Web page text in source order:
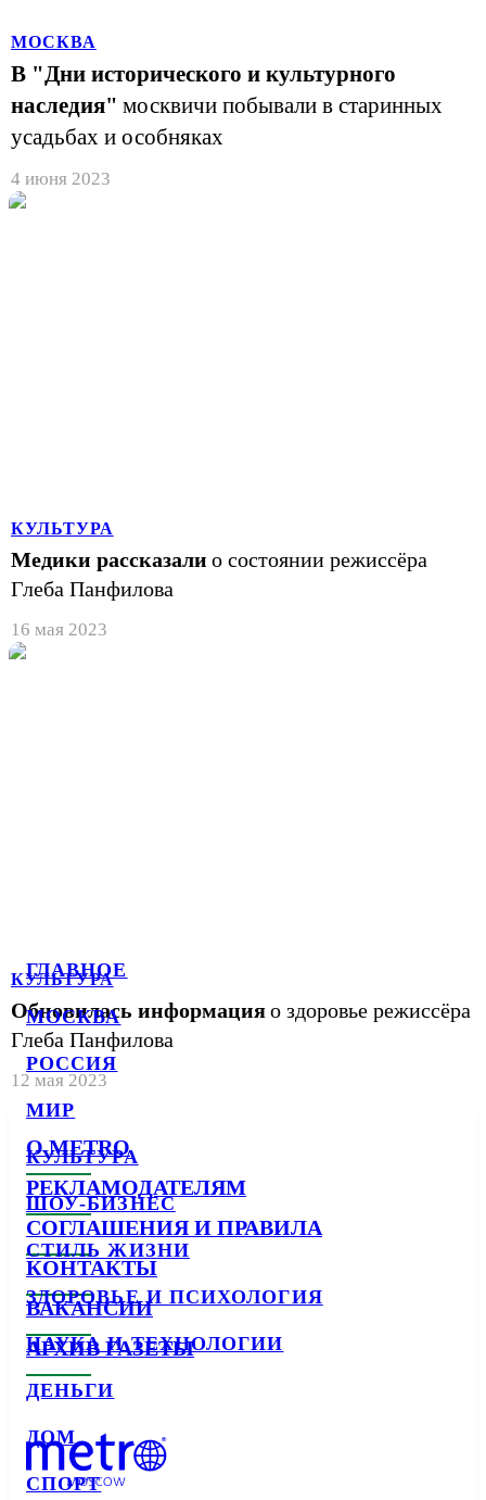
ГЛАВНОЕ
МОСКВА
РОССИЯ
МИР
КУЛЬТУРА
ШОУ-БИЗНЕС
СТИЛЬ ЖИЗНИ
ЗДОРОВЬЕ И ПСИХОЛОГИЯ
НАУКА И ТЕХНОЛОГИИ
ДЕНЬГИ
ДОМ
СПОРТ
МОСКВА
В "Дни исторического и культурного
наследия" москвичи побывали в старинных
усадьбах и особняках
4 июня 2023
КУЛЬТУРА
Медики рассказали о состоянии режиссёра
Глеба Панфилова
16 мая 2023
КУЛЬТУРА
Обновилась информацияо здоровье режиссёра
Глеба Панфилова
12 мая 2023
О METRO
РЕКЛАМОДАТЕЛЯМ
СОГЛАШЕНИЯ И ПРАВИЛА
КОНТАКТЫ
ВАКАНСИИ
АРХИВ ГАЗЕТЫ